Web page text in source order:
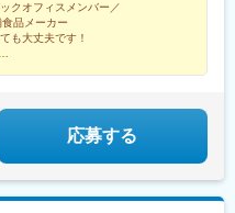
クオフィスメンバー／
品メーカー
も大丈夫です！
応募する